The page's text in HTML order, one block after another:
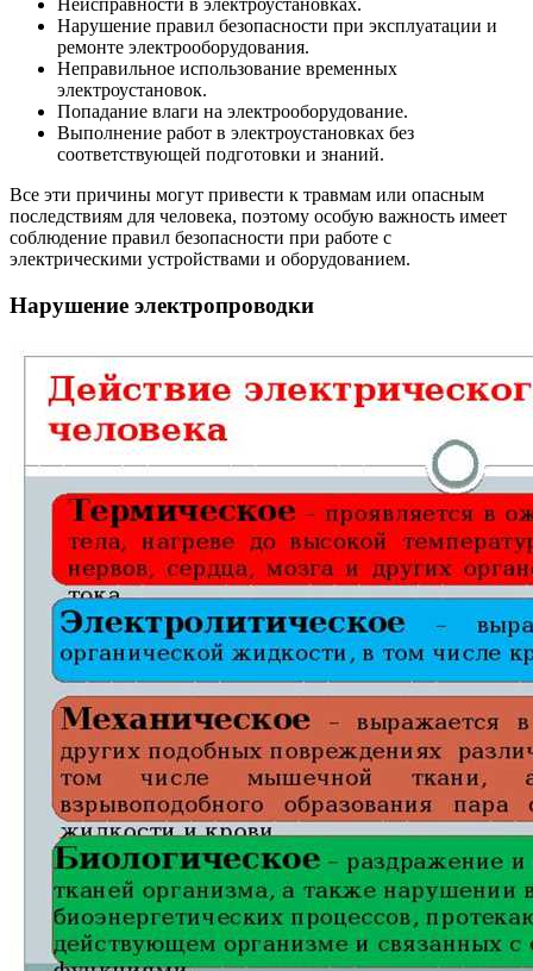
Нарушение правил безопасности при эксплуатации и
ремонте электрооборудования.
Неправильное использование временных
электроустановок.
Попадание влаги на электрооборудование.
Выполнение работ в электроустановках без
соответствующей подготовки и знаний.
Все эти причины могут привести к травмам или опасным
последствиям для человека, поэтому особую важность имеет
соблюдение правил безопасности при работе с
электрическими устройствами и оборудованием.
Нарушение электропроводки